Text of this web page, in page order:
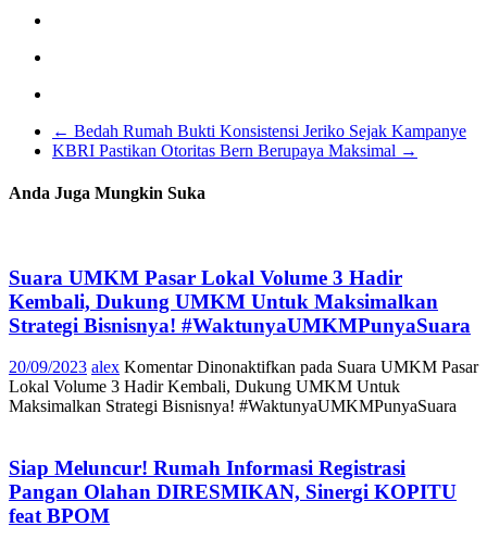
← Bedah Rumah Bukti Konsistensi Jeriko Sejak Kampanye
KBRI Pastikan Otoritas Bern Berupaya Maksimal →
Anda Juga Mungkin Suka
Suara UMKM Pasar Lokal Volume 3 Hadir
Kembali, Dukung UMKM Untuk Maksimalkan
Strategi Bisnisnya! #WaktunyaUMKMPunyaSuara
20/09/2023 alex Komentar Dinonaktifkan pada Suara UMKM Pasar
Lokal Volume 3 Hadir Kembali, Dukung UMKM Untuk
Maksimalkan Strategi Bisnisnya! #WaktunyaUMKMPunyaSuara
Siap Meluncur! Rumah Informasi Registrasi
Pangan Olahan DIRESMIKAN, Sinergi KOPITU
feat BPOM